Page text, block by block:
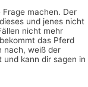
machen. Der
und jenes nicht
nicht mehr
das Pferd
nach, weiß der
und kann dir sagen in